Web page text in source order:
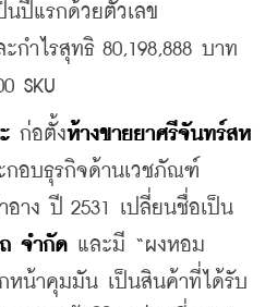
นปีแรกด้วยตัวเลข
กำไรสุทธิ 80,198,888 บาท
SKU
ก่อตั้งห้างขายยาศรีจันทร์สห
กอบธุรกิจด้านเวชภัณฑ์
จำกัด และมี “ผงหอม
หน้าคุมมัน เป็นสินค้าที่ได้รับ